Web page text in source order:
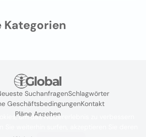
Kategorien
SuchanfragenSchlagwörter
GeschäftsbedingungenKontakt
Pläne Ansehen
um das Nutzererlebnis zu verbessern